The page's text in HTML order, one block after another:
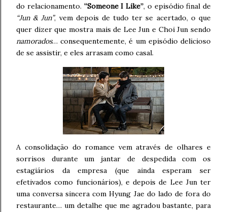
do relacionamento. “Someone I Like”, o episódio final de
“Jun & Jun”, vem depois de tudo ter se acertado, o que
quer dizer que mostra mais de Lee Jun e Choi Jun sendo
namorados… consequentemente, é um episódio delicioso
de se assistir, e eles arrasam como casal.
A consolidação do romance vem através de olhares e
sorrisos durante um jantar de despedida com os
estagiários da empresa (que ainda esperam ser
efetivados como funcionários), e depois de Lee Jun ter
uma conversa sincera com Hyung Jae do lado de fora do
restaurante… um detalhe que me agradou bastante, para